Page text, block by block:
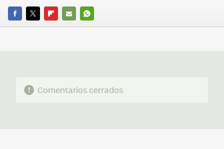
FACEBOOK
TWITTERFLIPBOARD
E-
WHATSAPP
Comentarios cerrados